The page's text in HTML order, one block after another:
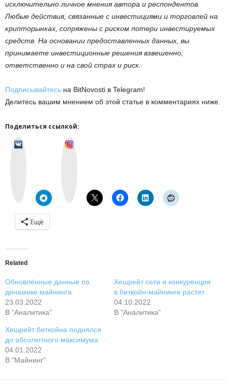
исключительно личное мнения автора и респондентов.
Любые действия, связанные с инвестициями и торговлей на
крипторынках, сопряжены с риском потери инвестируемых
средств. На основании предоставленных данных, вы
принимаете инвестиционные решения взвешенно,
ответственно и на свой страх и риск.
Подписывайтесь на BitNovosti в Telegram!
Делитесь вашим мнением об этой статье в комментариях ниже.
Поделиться ссылкой:
Ещё
Related
Обновлённые данные по
динамике майнинга
23.03.2022
В "Аналитика"
Хешрейт сети и конкуренция
в биткойн-майнинге растет
04.10.2022
В "Аналитика"
Хешрейт биткойна поднялся
до абсолютного максимума
04.01.2022
В "Майнинг"